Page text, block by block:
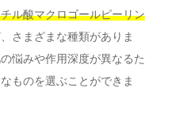
ル酸マクロゴールピーリン
さまざまな種類がありま
悩みや作用深度が異なるた
ものを選ぶことができま